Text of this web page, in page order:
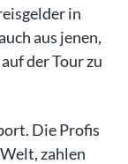
in
aus jenen,
der Tour zu
Die Profis
zahlen